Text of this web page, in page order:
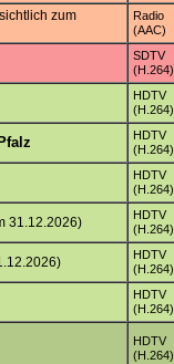
zum
Radio
(AAC)
SDTV
(H.264)
HDTV
(H.264)
HDTV
(H.264)
HDTV
(H.264)
31.12.2026)
HDTV
(H.264)
HDTV
(H.264)
HDTV
(H.264)
HDTV
(H.264)